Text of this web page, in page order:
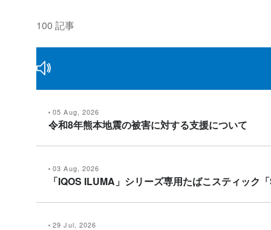
100 記事
05 Aug, 2026
令和8年熊本地震の被害に対する支援について
03 Aug, 2026
「IQOS ILUMA」シリーズ専用たばこスティッ
29 Jul, 2026